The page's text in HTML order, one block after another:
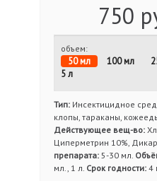
750
объем:
50 мл 100 мл
5 л
Тип: Инсектицидное
клопы, тараканы,
Действующее вещ-во:
Циперметрин 10%,
препарата: 5-30 мл.
мл., 1 л. Срок годности: 4